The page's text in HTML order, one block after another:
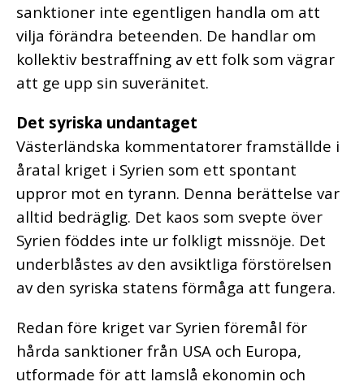
sanktioner inte egentligen handla om att
vilja förändra beteenden. De handlar om
kollektiv bestraffning av ett folk som vägrar
att ge upp sin suveränitet.
Det syriska undantaget
Västerländska kommentatorer framställde i
åratal kriget i Syrien som ett spontant
uppror mot en tyrann. Denna berättelse var
alltid bedräglig. Det kaos som svepte över
Syrien föddes inte ur folkligt missnöje. Det
underblåstes av den avsiktliga förstörelsen
av den syriska statens förmåga att fungera.
Redan före kriget var Syrien föremål för
hårda sanktioner från USA och Europa,
utformade för att lamslå ekonomin och